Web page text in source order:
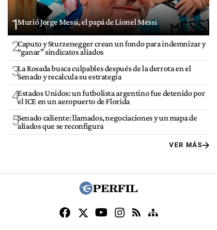
1Murió Jorge Messi, el papá de Lionel Messi
2Caputo y Sturzenegger crean un fondo para indemnizar y
“ganar” sindicatos aliados
3La Rosada busca culpables después de la derrota en el
Senado y recalcula su estrategia
4Estados Unidos: un futbolista argentino fue detenido por
el ICE en un aeropuerto de Florida
5Senado caliente: llamados, negociaciones y un mapa de
aliados que se reconfigura
VER MÁS